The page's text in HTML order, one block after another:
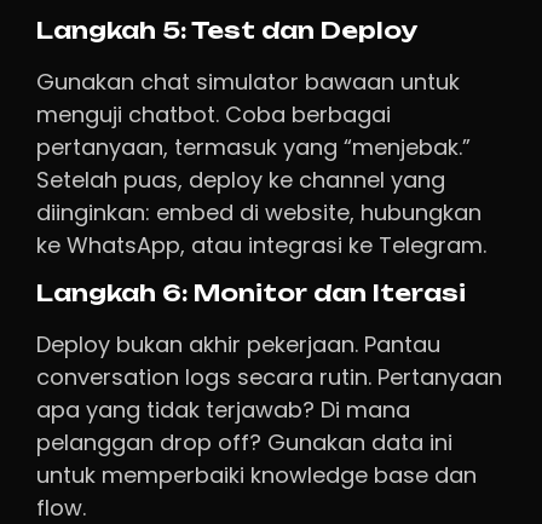
Langkah 5: Test dan Deploy
Gunakan chat simulator bawaan untuk
menguji chatbot. Coba berbagai
pertanyaan, termasuk yang “menjebak.”
Setelah puas, deploy ke channel yang
diinginkan: embed di website, hubungkan
ke WhatsApp, atau integrasi ke Telegram.
Langkah 6: Monitor dan Iterasi
Deploy bukan akhir pekerjaan. Pantau
conversation logs secara rutin. Pertanyaan
apa yang tidak terjawab? Di mana
pelanggan drop off? Gunakan data ini
untuk memperbaiki knowledge base dan
flow.